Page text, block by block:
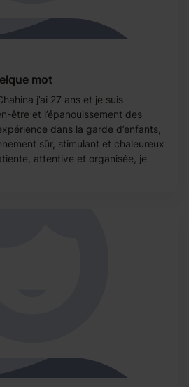
mot
j’ai 27 ans et je suis
être et l’épanouissement des
dans la garde d’enfants,
sûr, stimulant et chaleureux
attentive et organisée, je